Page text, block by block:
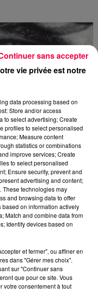
vie privée est notre
data processing based on
Store and/or access
to select advertising; Create
profiles to select personalised
Measure content
statistics or combinations
improve services; Create
to select personalised
Ensure security, prevent and
advertising and content;
These technologies may
and browsing data to offer
on information actively
Match and combine data from
Identify devices based on
et fermer", ou affiner en
dans "Gérer mes choix".
sur "Continuer sans
que pour ce site. Vous
votre consentement à tout
sans accepter